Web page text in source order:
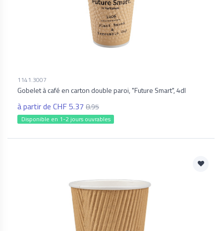
1141.3007
Gobelet à café en carton double paroi, "Future Smart", 4dl
à partir de CHF 5.37 8.95
Disponible en 1-2 jours ouvrables